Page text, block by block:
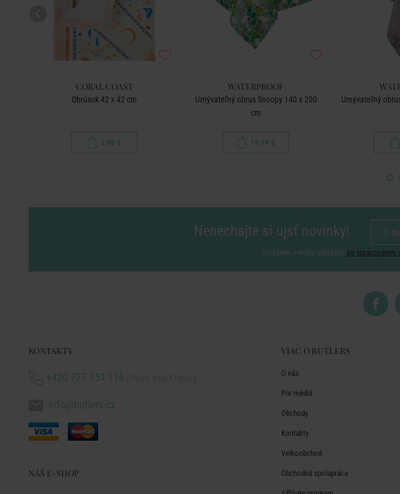
CORAL COAST
Obrúsok 42 x 42 cm
5,99 €
WATERPROOF
Umývateľný obrus Snoopy 140 x 200
cm
19,99 €
Umývateľný
Nenechajte si ujsť novinky!
vložením e-mailu súhlasíte so spracovaním
KONTAKTY
+420 777 751 116
info@butlers.cz
NÁŠ E-SHOP
VIAC O BUTLERS
O nás
Pre médiá
Obchody
Kontakty
Velkoobchod
Obchodná spolupráca